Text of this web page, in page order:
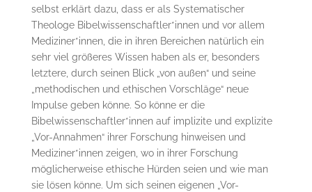
selbst erklärt dazu, dass er als Systematischer
Theologe Bibelwissenschaftler*innen und vor allem
Mediziner*innen, die in ihren Bereichen natürlich ein
sehr viel größeres Wissen haben als er, besonders
letztere, durch seinen Blick „von außen“ und seine
„methodischen und ethischen Vorschläge“ neue
Impulse geben könne. So könne er die
Bibelwissenschaftler*innen auf implizite und explizite
„Vor-Annahmen“ ihrer Forschung hinweisen und
Mediziner*innen zeigen, wo in ihrer Forschung
möglicherweise ethische Hürden seien und wie man
sie lösen könne. Um sich seinen eigenen „Vor-